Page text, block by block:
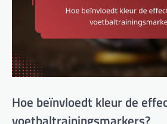
Hoe beïnvloedt kleur de